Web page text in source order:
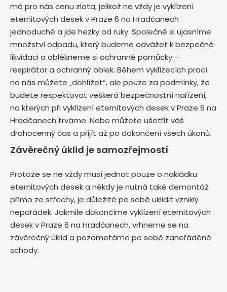
má pro nás cenu zlata, jelikož ne vždy je vyklízení
eternitových desek v Praze 6 na Hradčanech
jednoduché a jde hezky od ruky. Společně si ujasníme
množství odpadu, který budeme odvážet k bezpečné
likvidaci a oblékneme si ochranné pomůcky –
respirátor a ochranný oblek. Během vyklízecích prací
na nás můžete „dohlížet“, ale pouze za podmínky, že
budete respektovat veškerá bezpečnostní nařízení,
na kterých při vyklízení eternitových desek v Praze 6 na
Hradčanech trváme. Nebo můžete ušetřit váš
drahocenný čas a přijít až po dokončení všech úkonů.
Závěrečný úklid je samozřejmostí
Protože se ne vždy musí jednat pouze o nakládku
eternitových desek a někdy je nutná také demontáž
přímo ze střechy, je důležité po sobě uklidit vzniklý
nepořádek. Jakmile dokončíme vyklízení eternitových
desek v Praze 6 na Hradčanech, vrhneme se na
závěrečný úklid a pozametáme po sobě zaneřáděné
schody.